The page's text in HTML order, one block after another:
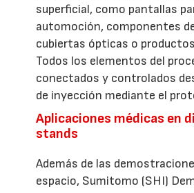
superficial, como pantallas
automoción, componentes
cubiertas ópticas o
Todos los elementos del
conectados y controlados
de inyección mediante el
Aplicaciones médicas en
stands
Además de las
espacio, Sumitomo (SHI)